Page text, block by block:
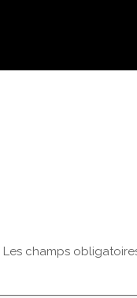
Les champs